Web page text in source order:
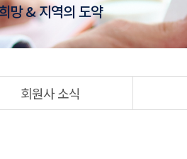
망 & 지역의 도약
회원사 소식